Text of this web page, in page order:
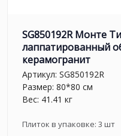
SG850192R Монте
лаппатированный
керамогранит
Артикул: SG850192R
Размер: 80*80 см
Вес: 41.41 кг
Плиток в упаковке: 3 шт